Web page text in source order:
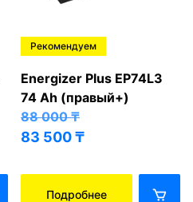
Рекомендуем
Energizer Plus EP74L3
74 Ah (правый+)
88 000₸
83 500₸
Подробнее